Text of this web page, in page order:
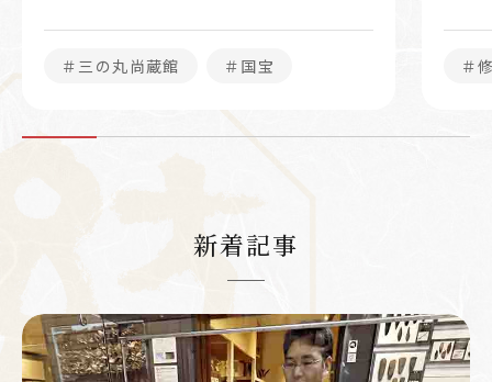
＃三の丸尚蔵館 ＃国宝 ＃
新着記事